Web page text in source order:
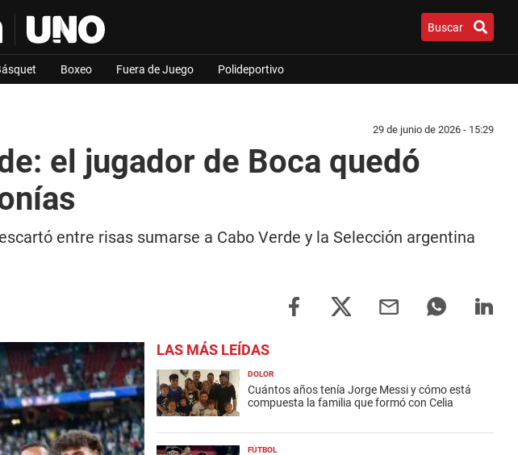
Buscar
Boxeo Fuera de Juego Polideportivo
29 de junio de 2026 - 15:29
el jugador de Boca quedó
entre risas sumarse a Cabo Verde y la Selección argentina
LAS MÁS LEÍDAS
DOLOR
Cuántos años tenía Jorge Messi y cómo está
compuesta la familia que formó con Celia
FÚTBOL